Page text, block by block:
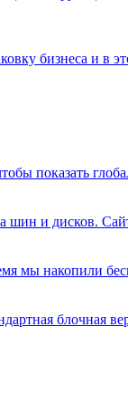
бизнеса и в
показать
и дисков.
мы накопили
блочная